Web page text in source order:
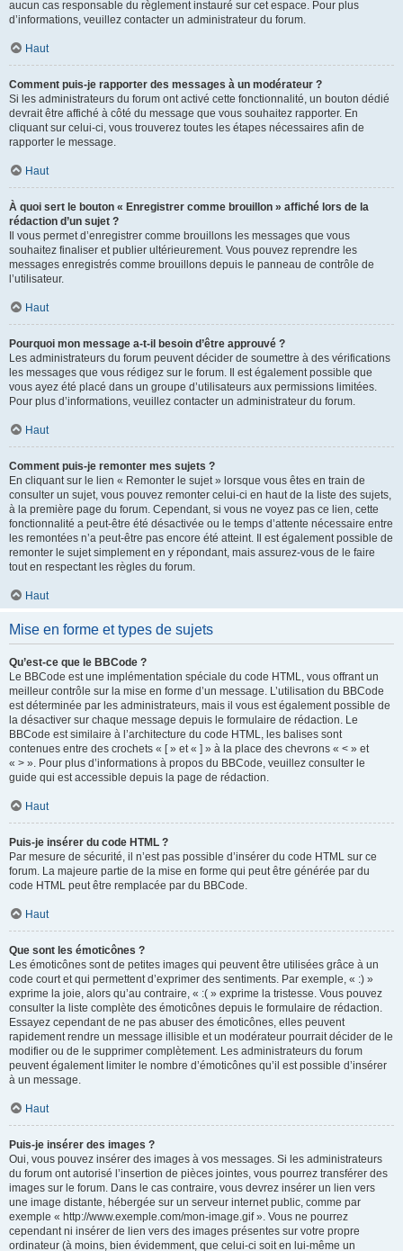
aucun cas responsable du règlement instauré sur cet espace. Pour plus
d’informations, veuillez contacter un administrateur du forum.
Haut
Comment puis-je rapporter des messages à un modérateur ?
Si les administrateurs du forum ont activé cette fonctionnalité, un bouton dédié
devrait être affiché à côté du message que vous souhaitez rapporter. En
cliquant sur celui-ci, vous trouverez toutes les étapes nécessaires afin de
rapporter le message.
Haut
À quoi sert le bouton « Enregistrer comme brouillon » affiché lors de la
rédaction d’un sujet ?
Il vous permet d’enregistrer comme brouillons les messages que vous
souhaitez finaliser et publier ultérieurement. Vous pouvez reprendre les
messages enregistrés comme brouillons depuis le panneau de contrôle de
l’utilisateur.
Haut
Pourquoi mon message a-t-il besoin d’être approuvé ?
Les administrateurs du forum peuvent décider de soumettre à des vérifications
les messages que vous rédigez sur le forum. Il est également possible que
vous ayez été placé dans un groupe d’utilisateurs aux permissions limitées.
Pour plus d’informations, veuillez contacter un administrateur du forum.
Haut
Comment puis-je remonter mes sujets ?
En cliquant sur le lien « Remonter le sujet » lorsque vous êtes en train de
consulter un sujet, vous pouvez remonter celui-ci en haut de la liste des sujets,
à la première page du forum. Cependant, si vous ne voyez pas ce lien, cette
fonctionnalité a peut-être été désactivée ou le temps d’attente nécessaire entre
les remontées n’a peut-être pas encore été atteint. Il est également possible de
remonter le sujet simplement en y répondant, mais assurez-vous de le faire
tout en respectant les règles du forum.
Haut
Mise en forme et types de sujets
Qu’est-ce que le BBCode ?
Le BBCode est une implémentation spéciale du code HTML, vous offrant un
meilleur contrôle sur la mise en forme d’un message. L’utilisation du BBCode
est déterminée par les administrateurs, mais il vous est également possible de
la désactiver sur chaque message depuis le formulaire de rédaction. Le
BBCode est similaire à l’architecture du code HTML, les balises sont
contenues entre des crochets « [ » et « ] » à la place des chevrons « < » et
« > ». Pour plus d’informations à propos du BBCode, veuillez consulter le
guide qui est accessible depuis la page de rédaction.
Haut
Puis-je insérer du code HTML ?
Par mesure de sécurité, il n’est pas possible d’insérer du code HTML sur ce
forum. La majeure partie de la mise en forme qui peut être générée par du
code HTML peut être remplacée par du BBCode.
Haut
Que sont les émoticônes ?
Les émoticônes sont de petites images qui peuvent être utilisées grâce à un
code court et qui permettent d’exprimer des sentiments. Par exemple, « :) »
exprime la joie, alors qu’au contraire, « :( » exprime la tristesse. Vous pouvez
consulter la liste complète des émoticônes depuis le formulaire de rédaction.
Essayez cependant de ne pas abuser des émoticônes, elles peuvent
rapidement rendre un message illisible et un modérateur pourrait décider de le
modifier ou de le supprimer complètement. Les administrateurs du forum
peuvent également limiter le nombre d’émoticônes qu’il est possible d’insérer
à un message.
Haut
Puis-je insérer des images ?
Oui, vous pouvez insérer des images à vos messages. Si les administrateurs
du forum ont autorisé l’insertion de pièces jointes, vous pourrez transférer des
images sur le forum. Dans le cas contraire, vous devrez insérer un lien vers
une image distante, hébergée sur un serveur internet public, comme par
exemple « http://www.exemple.com/mon-image.gif ». Vous ne pourrez
cependant ni insérer de lien vers des images présentes sur votre propre
ordinateur (à moins, bien évidemment, que celui-ci soit en lui-même un